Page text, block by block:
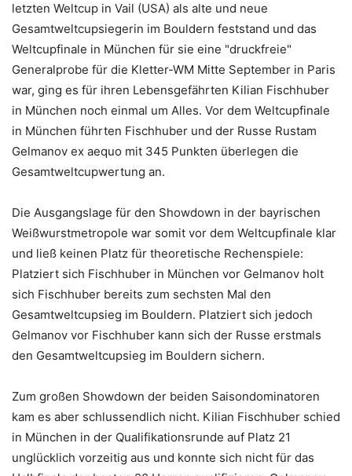
letzten Weltcup in Vail (USA) als alte und neue
Gesamtweltcupsiegerin im Bouldern feststand und das
Weltcupfinale in München für sie eine "druckfreie"
Generalprobe für die Kletter-WM Mitte September in Paris
war, ging es für ihren Lebensgefährten Kilian Fischhuber
in München noch einmal um Alles. Vor dem Weltcupfinale
in München führten Fischhuber und der Russe Rustam
Gelmanov ex aequo mit 345 Punkten überlegen die
Gesamtweltcupwertung an.
Die Ausgangslage für den Showdown in der bayrischen
Weißwurstmetropole war somit vor dem Weltcupfinale klar
und ließ keinen Platz für theoretische Rechenspiele:
Platziert sich Fischhuber in München vor Gelmanov holt
sich Fischhuber bereits zum sechsten Mal den
Gesamtweltcupsieg im Bouldern. Platziert sich jedoch
Gelmanov vor Fischhuber kann sich der Russe erstmals
den Gesamtweltcupsieg im Bouldern sichern.
Zum großen Showdown der beiden Saisondominatoren
kam es aber schlussendlich nicht. Kilian Fischhuber schied
in München in der Qualifikationsrunde auf Platz 21
unglücklich vorzeitig aus und konnte sich nicht für das